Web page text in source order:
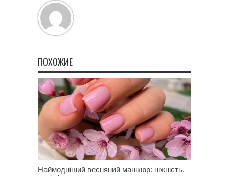
ПОХОЖИЕ
Наймодніший весняний манікюр: ніжність,